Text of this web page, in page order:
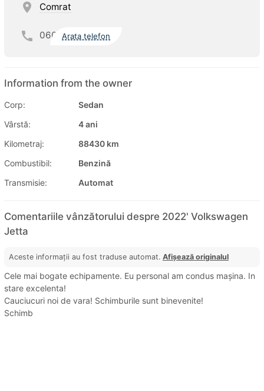
Comrat
060 Arata telefon
Information from the owner
Corp:
Sedan
Vârstă:
4 ani
Kilometraj:
88430 km
Combustibil:
Benzină
Transmisie:
Automat
Comentariile vânzătorului despre 2022' Volkswagen
Jetta
Aceste informații au fost traduse automat. Afișează originalul
Cele mai bogate echipamente. Eu personal am condus mașina. In
stare excelenta!
Cauciucuri noi de vara! Schimburile sunt binevenite!
Schimb